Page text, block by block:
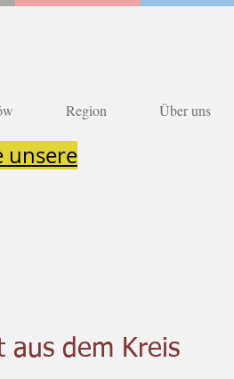
Region Über uns
unsere
dem Kreis